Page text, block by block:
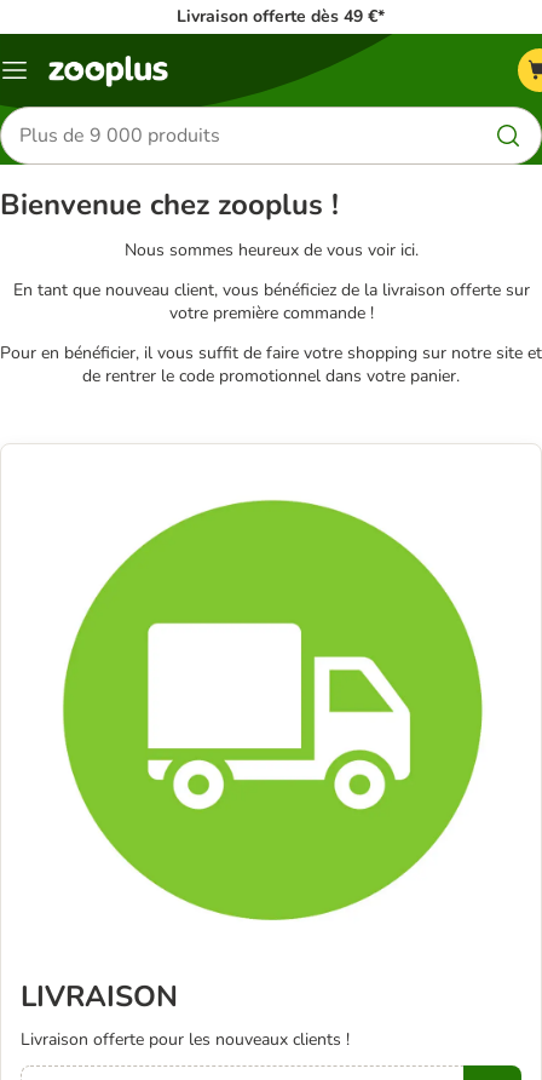
Livraison offerte dès 49 €*
Menu
Rechercher
des
produits
Bienvenue chez zooplus !
Nous sommes heureux de vous voir ici.
En tant que nouveau client, vous bénéficiez de la livraison offerte sur
votre première commande !
Pour en bénéficier, il vous suffit de faire votre shopping sur notre site et
de rentrer le code promotionnel dans votre panier.
LIVRAISON
Livraison offerte pour les nouveaux clients !